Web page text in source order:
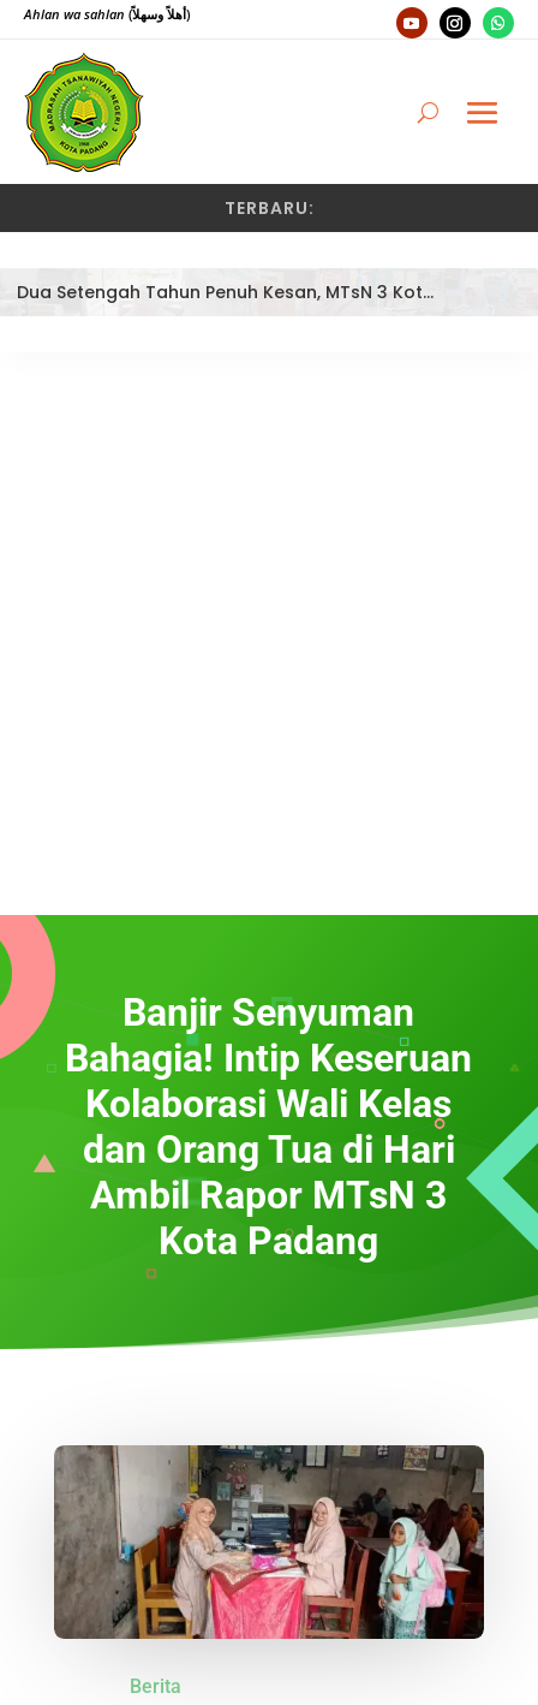
Ahlan wa sahlan (أهلاً وسهلاً)
TERBARU:
Dua Setengah Tahun Penuh Kesan, MTsN 3 Kota Padang Lepas Pengawas Pembina Dra. Nayusminar Nasrun
Banjir Senyuman
Bahagia! Intip Keseruan
Kolaborasi Wali Kelas
dan Orang Tua di Hari
Ambil Rapor MTsN 3
Kota Padang
Berita